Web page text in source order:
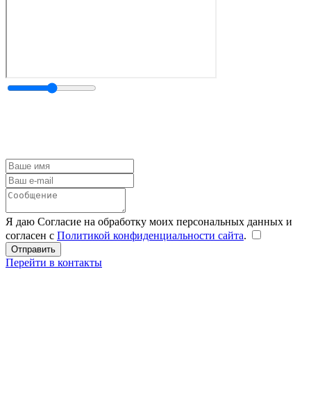
Я даю Согласие на обработку моих персональных данных и
согласен с Политикой конфиденциальности сайта.
Перейти в контакты